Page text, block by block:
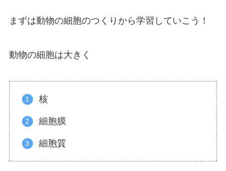
まずは動物の細胞のつくりから学習していこう！
動物の細胞は大きく
核
細胞膜
細胞質